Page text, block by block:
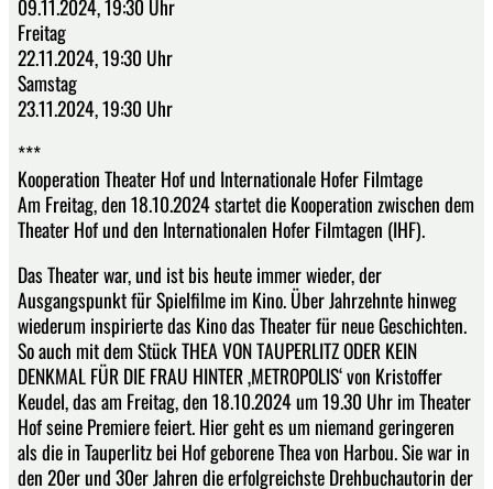
09.11.2024, 19:30 Uhr
Freitag
22.11.2024, 19:30 Uhr
Samstag
23.11.2024, 19:30 Uhr
***
Kooperation Theater Hof und Internationale Hofer Filmtage
Am Freitag, den 18.10.2024 startet die Kooperation zwischen dem
Theater Hof und den Internationalen Hofer Filmtagen (IHF).
Das Theater war, und ist bis heute immer wieder, der
Ausgangspunkt für Spielfilme im Kino. Über Jahrzehnte hinweg
wiederum inspirierte das Kino das Theater für neue Geschichten.
So auch mit dem Stück THEA VON TAUPERLITZ ODER KEIN
DENKMAL FÜR DIE FRAU HINTER ‚METROPOLIS‘ von Kristoffer
Keudel, das am Freitag, den 18.10.2024 um 19.30 Uhr im Theater
Hof seine Premiere feiert. Hier geht es um niemand geringeren
als die in Tauperlitz bei Hof geborene Thea von Harbou. Sie war in
den 20er und 30er Jahren die erfolgreichste Drehbuchautorin der